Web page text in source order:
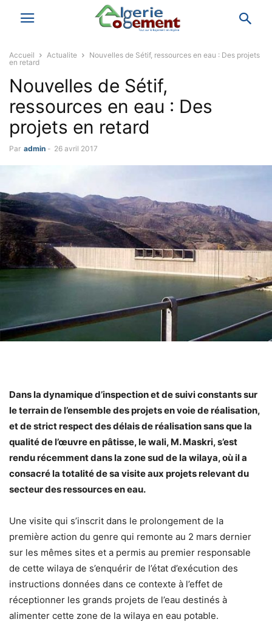
Accueil Actualite
Nouvelles de Sétif, ressources en eau : Des projets
en retard
Nouvelles de Sétif,
ressources en eau : Des
projets en retard
Par admin - 26 avril 2017
Dans la dynamique d’inspection et de suivi constants sur
le terrain de l’ensemble des projets en voie de réalisation,
et de strict respect des délais de réalisation sans que la
qualité de l’œuvre en pâtisse, le wali, M. Maskri, s’est
rendu récemment dans la zone sud de la wilaya, où il a
consacré la totalité de sa visite aux projets relevant du
secteur des ressources en eau.
Une visite qui s’inscrit dans le prolongement de la
première action du genre qui remonte au 2 mars dernier
sur les mêmes sites et a permis au premier responsable
de cette wilaya de s’enquérir de l’état d’exécution des
instructions données dans ce contexte à l’effet de
réceptionner les grands projets de l’eau destinés à
alimenter cette zone de la wilaya en eau potable.